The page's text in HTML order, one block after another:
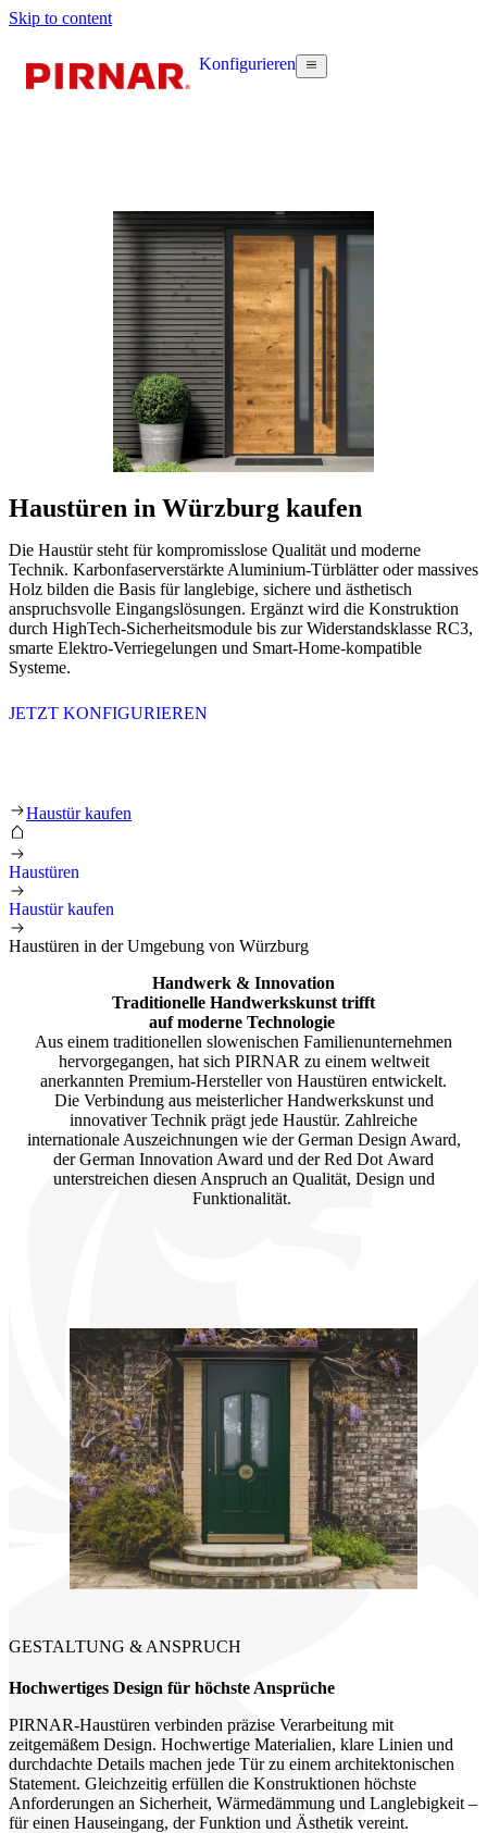
Skip to content
Konfigurieren
Haustüren in Würzburg kaufen
Die Haustür steht für kompromisslose Qualität und moderne
Technik. Karbonfaserverstärkte Aluminium-Türblätter oder massives
Holz bilden die Basis für langlebige, sichere und ästhetisch
anspruchsvolle Eingangslösungen. Ergänzt wird die Konstruktion
durch HighTech-Sicherheitsmodule bis zur Widerstandsklasse RC3,
smarte Elektro-Verriegelungen und Smart-Home-kompatible
Systeme.
JETZT KONFIGURIEREN
Haustüren in der Umgebung von
Haustür kaufen
Haustüren
Haustür kaufen
Haustüren in der Umgebung von Würzburg
Handwerk & Innovation
Traditionelle Handwerkskunst trifft
auf moderne Technologie
Aus einem traditionellen slowenischen Familienunternehmen
hervorgegangen, hat sich PIRNAR zu einem weltweit
anerkannten Premium-Hersteller von Haustüren entwickelt.
Die Verbindung aus meisterlicher Handwerkskunst und
innovativer Technik prägt jede Haustür. Zahlreiche
internationale Auszeichnungen wie der German Design Award,
der German Innovation Award und der Red Dot Award
unterstreichen diesen Anspruch an Qualität, Design und
Funktionalität.
GESTALTUNG & ANSPRUCH
Hochwertiges Design für höchste Ansprüche
PIRNAR-Haustüren verbinden präzise Verarbeitung mit
zeitgemäßem Design. Hochwertige Materialien, klare Linien und
durchdachte Details machen jede Tür zu einem architektonischen
Statement. Gleichzeitig erfüllen die Konstruktionen höchste
Anforderungen an Sicherheit, Wärmedämmung und Langlebigkeit –
für einen Hauseingang, der Funktion und Ästhetik vereint.